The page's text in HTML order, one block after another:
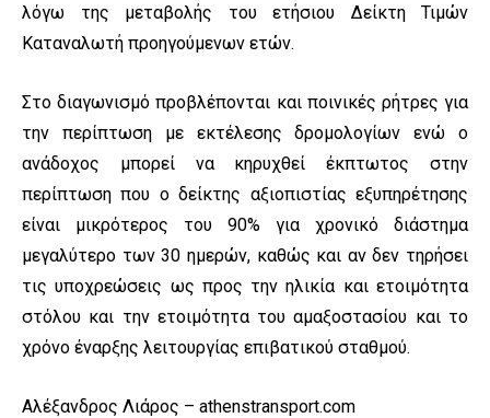
λόγω της μεταβολής του ετήσιου Δείκτη Τιμών
Καταναλωτή προηγούμενων ετών.
Στο διαγωνισμό προβλέπονται και ποινικές ρήτρες για
την περίπτωση με εκτέλεσης δρομολογίων ενώ ο
ανάδοχος μπορεί να κηρυχθεί έκπτωτος στην
περίπτωση που ο δείκτης αξιοπιστίας εξυπηρέτησης
είναι μικρότερος του 90% για χρονικό διάστημα
μεγαλύτερο των 30 ημερών, καθώς και αν δεν τηρήσει
τις υποχρεώσεις ως προς την ηλικία και ετοιμότητα
στόλου και την ετοιμότητα του αμαξοστασίου και το
χρόνο έναρξης λειτουργίας επιβατικού σταθμού.
Αλέξανδρος Λιάρος – athenstransport.com